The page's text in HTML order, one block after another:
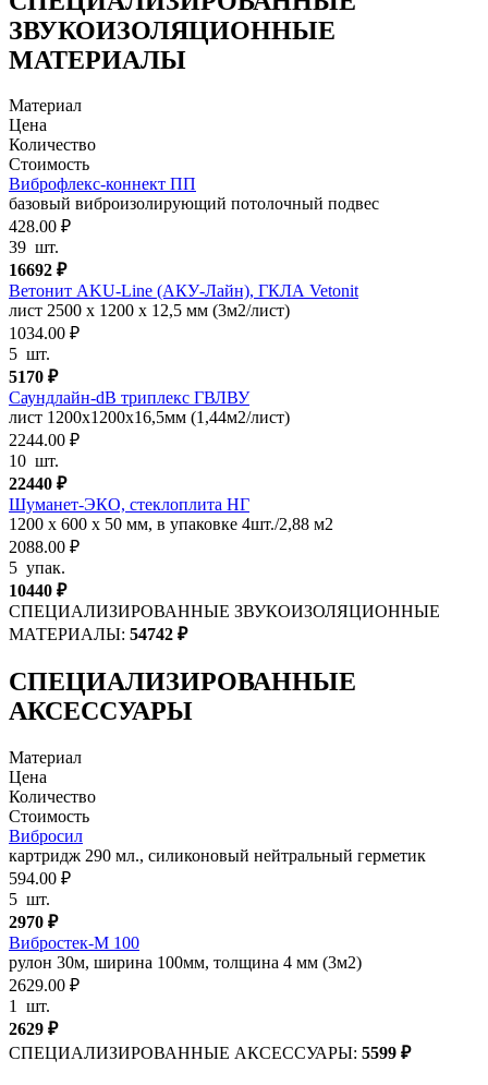
ЗВУКОИЗОЛЯЦИОННЫЕ
МАТЕРИАЛЫ
Материал
Цена
Количество
Стоимость
Виброфлекс-коннект ПП
базовый виброизолирующий потолочный подвес
428.00 ₽
39 шт.
16692 ₽
Ветонит AKU-Line (AКУ-Лайн), ГКЛА Vetonit
лист 2500 х 1200 х 12,5 мм (3м2/лист)
1034.00 ₽
5 шт.
5170 ₽
Саундлайн-dB триплекс ГВЛВУ
лист 1200х1200х16,5мм (1,44м2/лист)
2244.00 ₽
10 шт.
22440 ₽
Шуманет-ЭКО, стеклоплита НГ
1200 х 600 х 50 мм, в упаковке 4шт./2,88 м2
2088.00 ₽
5 упак.
10440 ₽
СПЕЦИАЛИЗИРОВАННЫЕ ЗВУКОИЗОЛЯЦИОННЫЕ
МАТЕРИАЛЫ: 54742 ₽
СПЕЦИАЛИЗИРОВАННЫЕ
АКСЕССУАРЫ
Материал
Цена
Количество
Стоимость
Вибросил
картридж 290 мл., силиконовый нейтральный герметик
594.00 ₽
5 шт.
2970 ₽
Вибростек-М 100
рулон 30м, ширина 100мм, толщина 4 мм (3м2)
2629.00 ₽
1
шт.
2629 ₽
СПЕЦИАЛИЗИРОВАННЫЕ АКСЕССУАРЫ: 5599 ₽